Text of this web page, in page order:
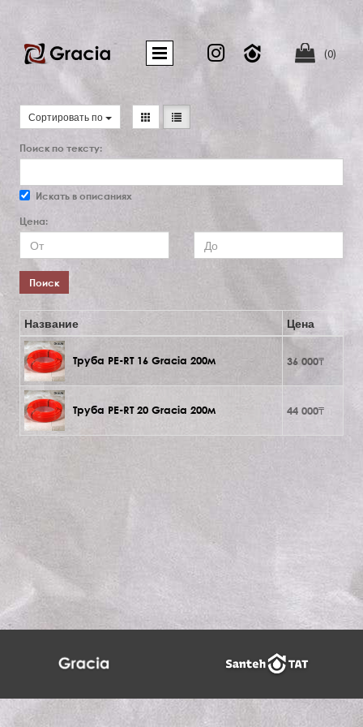
  (0)
Сортировать по
Поиск по тексту:
Искать в описаниях
Цена:
Поиск
Название Цена
Труба PE-RT 16 Gracia 200м 36 000₸
Труба PE-RT 20 Gracia 200м 44 000₸